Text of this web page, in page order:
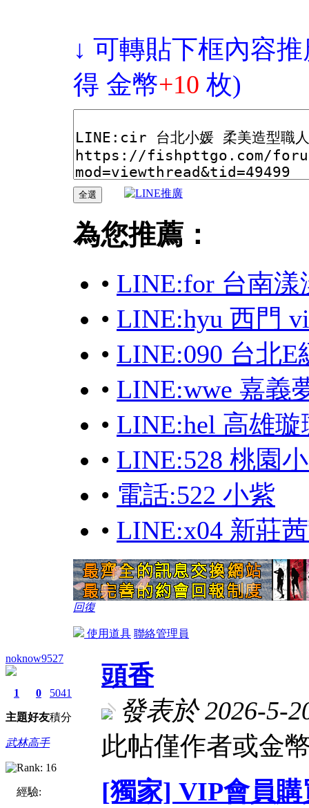
↓ 可轉貼下框內容
得 金幣+10 枚)
為您推薦：
• LINE:for 台南漾
• LINE:hyu 西門
• LINE:090 台北
• LINE:wwe 嘉義
• LINE:hel 高雄
• LINE:528 桃園
• 電話:522 小紫
• LINE:x04 新莊
回復
使用道具 聯絡管理員
noknow9527
1
主題
0
好友
5041
積分
武林高手
經驗:
頭香
發表於 2026-5-
此帖僅作者或金
[獨家] VIP會員